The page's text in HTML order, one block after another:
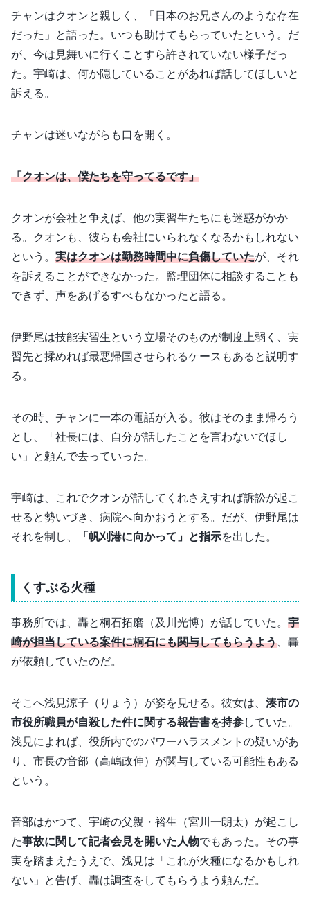
チャンはクオンと親しく、「日本のお兄さんのような存在
だった」と語った。いつも助けてもらっていたという。だ
が、今は見舞いに行くことすら許されていない様子だっ
た。宇崎は、何か隠していることがあれば話してほしいと
訴える。
チャンは迷いながらも口を開く。
「クオンは、僕たちを守ってるです」
クオンが会社と争えば、他の実習生たちにも迷惑がかか
る。クオンも、彼らも会社にいられなくなるかもしれない
という。 実はクオンは勤務時間中に負傷していたが、それ
を訴えることができなかった。監理団体に相談することも
できず、声をあげるすべもなかったと語る。
伊野尾は技能実習生という立場そのものが制度上弱く、実
習先と揉めれば最悪帰国させられるケースもあると説明す
る。
その時、チャンに一本の電話が入る。彼はそのまま帰ろう
とし、「社長には、自分が話したことを言わないでほし
い」と頼んで去っていった。
宇崎は、これでクオンが話してくれさえすれば訴訟が起こ
せると勢いづき、病院へ向かおうとする。だが、伊野尾は
それを制し、
「帆刈港に向かって」と指示を出した。
くすぶる火種
事務所では、轟と桐石拓磨（及川光博）が話していた。 宇
崎が担当している案件に桐石にも関与してもらうよう、轟
が依頼していたのだ。
そこへ浅見涼子（りょう）が姿を見せる。彼女は、 湊市の
市役所職員が自殺した件に関する報告書を持参していた。
浅見によれば、役所内でのパワーハラスメントの疑いがあ
り、市長の音部（高嶋政伸）が関与している可能性もある
という。
音部はかつて、宇崎の父親・裕生（宮川一朗太）が起こし
た事故に関して記者会見を開いた人物でもあった。その事
実を踏まえたうえで、浅見は「これが火種になるかもしれ
ない」と告げ、轟は調査をしてもらうよう頼んだ。